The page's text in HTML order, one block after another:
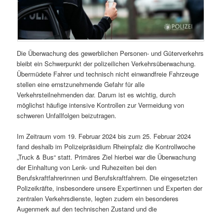
Die Überwachung des gewerblichen Personen- und Güterverkehrs
bleibt ein Schwerpunkt der polizeilichen Verkehrsüberwachung.
Übermüdete Fahrer und technisch nicht einwandfreie Fahrzeuge
stellen eine ernstzunehmende Gefahr für alle
Verkehrsteilnehmenden dar. Darum ist es wichtig, durch
möglichst häufige intensive Kontrollen zur Vermeidung von
schweren Unfallfolgen beizutragen.
Im Zeitraum vom 19. Februar 2024 bis zum 25. Februar 2024
fand deshalb im Polizeipräsidium Rheinpfalz die Kontrollwoche
„Truck & Bus“ statt. Primäres Ziel hierbei war die Überwachung
der Einhaltung von Lenk- und Ruhezeiten bei den
Berufskraftfahrerinnen und Berufskraftfahrern. Die eingesetzten
Polizeikräfte, insbesondere unsere Expertinnen und Experten der
zentralen Verkehrsdienste, legten zudem ein besonderes
Augenmerk auf den technischen Zustand und die